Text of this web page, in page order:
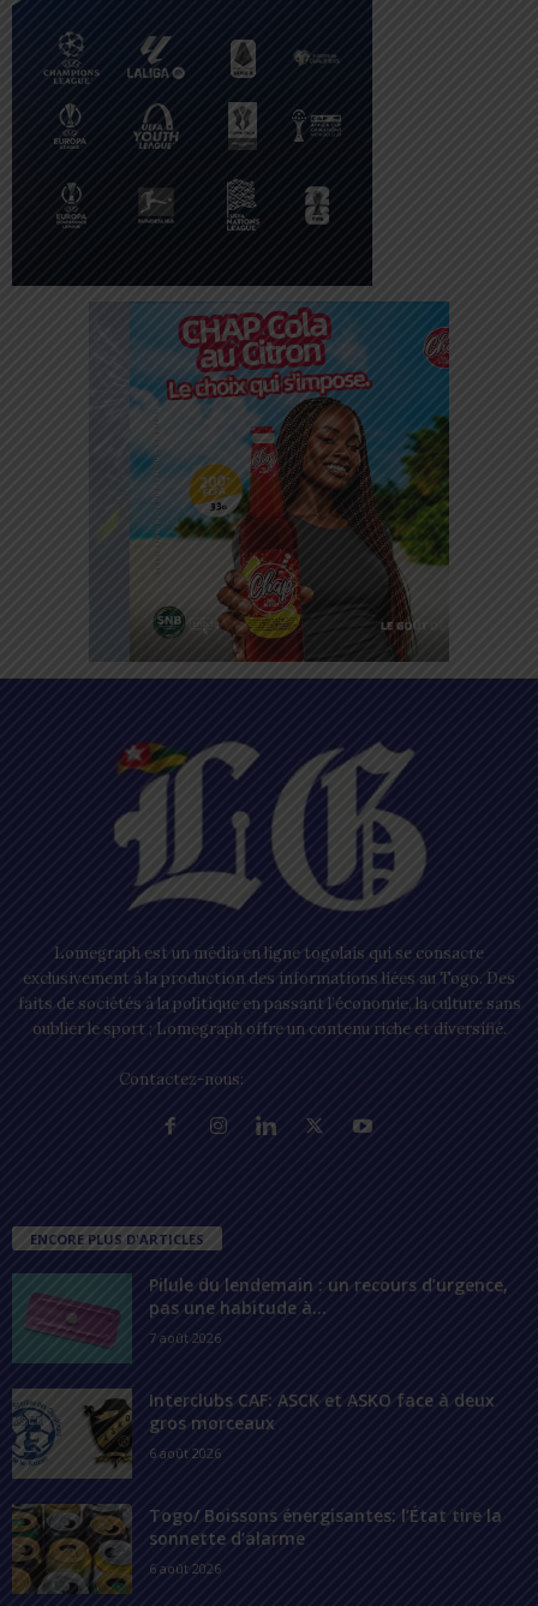
Lomegraph est un média en ligne togolais qui se consacre
exclusivement à la production des informations liées au Togo. Des
faits de sociétés à la politique en passant l’économie, la culture sans
oublier le sport ; Lomegraph offre un contenu riche et diversifié.
Contactez-nous:
ENCORE PLUS D'ARTICLES
Pilule du lendemain : un recours d’urgence,
pas une habitude à...
7 août 2026
Interclubs CAF: ASCK et ASKO face à deux
gros morceaux
6 août 2026
Togo/ Boissons énergisantes: l’État tire la
sonnette d’alarme
6 août 2026